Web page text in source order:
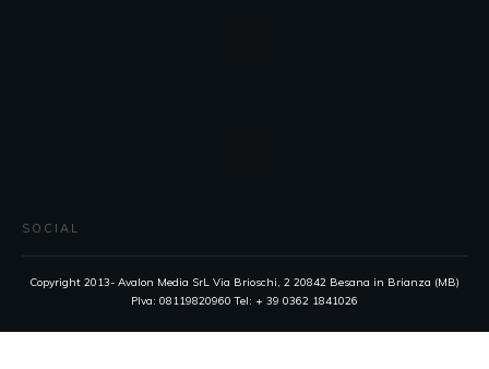
SOCIAL
Copyright 2013- Avalon Media SrL Via Brioschi, 2 20842 Besana in Brianza (MB)
PIva: 08119820960 Tel: + 39 0362 1841026